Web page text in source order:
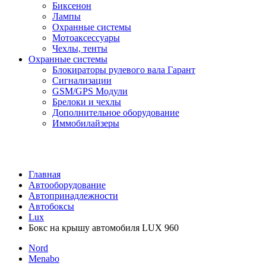
Биксенон
Лампы
Охранные системы
Мотоаксессуары
Чехлы, тенты
Охранные системы
Блокираторы рулевого вала Гарант
Сигнализации
GSM/GPS Модули
Брелоки и чехлы
Дополнительное оборудование
Иммобилайзеры
Главная
Автооборудование
Автопринадлежности
Автобоксы
Lux
Бокс на крышу автомобиля LUX 960
Nord
Menabo